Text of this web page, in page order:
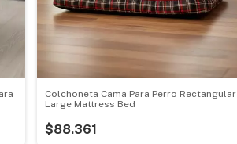
Colchoneta Cama Para Perro Rectangular
Large Mattress Bed
$88.361